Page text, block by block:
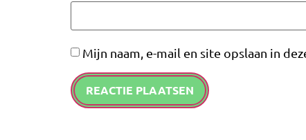
Mijn naam, e-mail en site opslaan in